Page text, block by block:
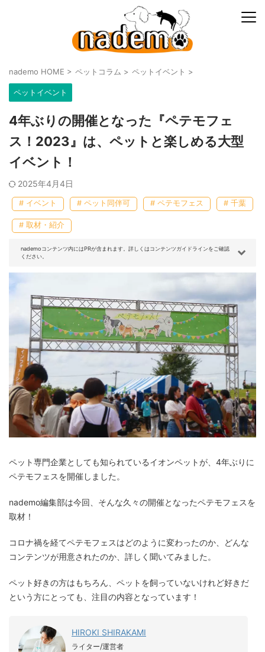
nademo HOME > ペットコラム > ペットイベント >
ペットイベント
4年ぶりの開催となった『ペテモフェ
ス！2023』は、ペットと楽しめる大型
イベント！
2025年4月4日
# イベント # ペット同伴可 # ペテモフェス # 千葉
# 取材・紹介
nademoコンテンツ内にはPRが含まれます。詳しくはコンテンツガイドラインをご確認
ください。
ペット専門企業としても知られているイオンペットが、4年ぶりに
ペテモフェスを開催しました。
nademo編集部は今回、そんな久々の開催となったペテモフェスを
取材！
コロナ禍を経てペテモフェスはどのように変わったのか、どんな
コンテンツが用意されたのか、詳しく聞いてみました。
ペット好きの方はもちろん、ペットを飼っていないけれど好きだ
という方にとっても、注目の内容となっています！
HIROKI SHIRAKAMI
ライター/運営者